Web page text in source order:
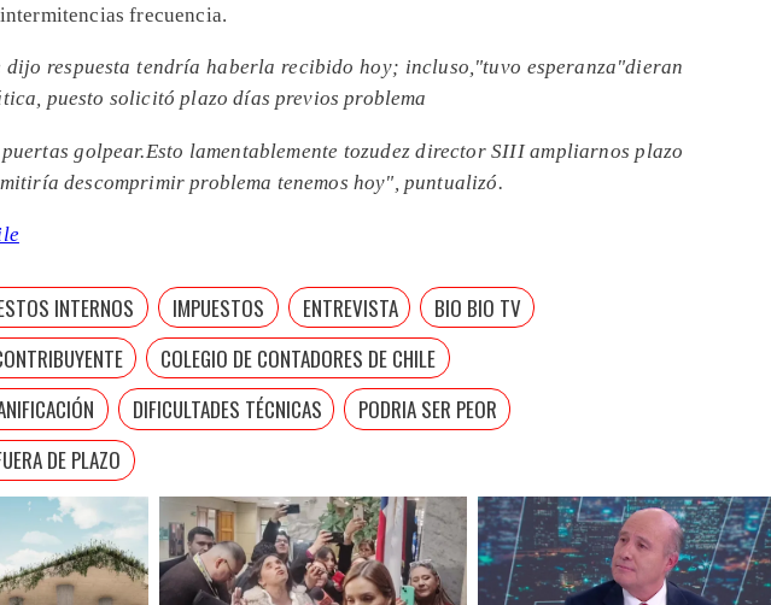
frecuencia.
dijo respuesta tendría haberla recibido hoy; incluso,"tuvo esperanza"dieran
puesto solicitó plazo días previos problema
puertas golpear.Esto lamentablemente tozudez director SIII ampliarnos plazo
descomprimir problema tenemos hoy", puntualizó.
INTERNOS IMPUESTOS ENTREVISTA
BIO BIO TV
COLEGIO DE CONTADORES DE CHILE
DIFICULTADES TÉCNICAS
PODRIA SER PEOR
DE PLAZO